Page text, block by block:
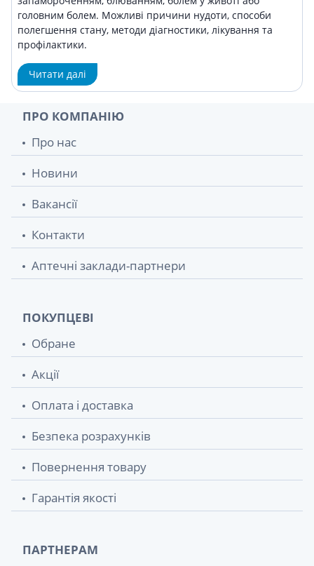
головним болем. Можливі причини нудоти, способи
полегшення стану, методи діагностики, лікування та
профілактики.
Читати далі
ПРО КОМПАНІЮ
Про нас
Новини
Вакансії
Контакти
Аптечні заклади-партнери
ПОКУПЦЕВІ
Обране
Акції
Оплата і доставка
Безпека розрахунків
Повернення товару
Гарантія якості
ПАРТНЕРАМ